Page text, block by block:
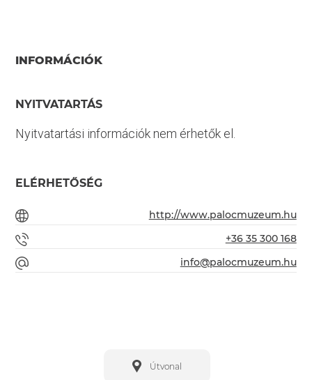
INFORMÁCIÓK
NYITVATARTÁS
Nyitvatartási információk nem érhetők el.
ELÉRHETŐSÉG
http://www.palocmuzeum.hu
+36 35 300 168
info@palocmuzeum.hu
Útvonal